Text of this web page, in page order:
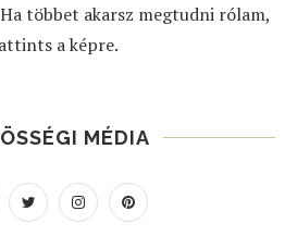
többet akarsz megtudni rólam,
a képre.
MÉDIA